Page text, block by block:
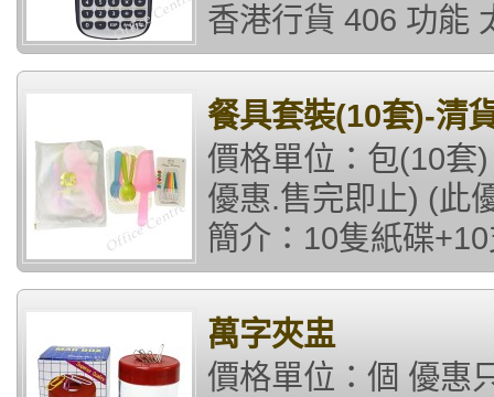
香港行貨 406 功能
餐具套裝(10套)-清
價格單位：包(10套
優惠.售完即止) (此
簡介：10隻紙碟
萬字夾盅
價格單位：個 優惠